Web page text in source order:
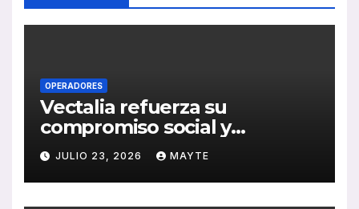
OPERADORES
Vectalia refuerza su
compromiso social y
medioambiental con la
publicación de su Memoria
de RSC 2025
JULIO 23, 2026 MAYTE